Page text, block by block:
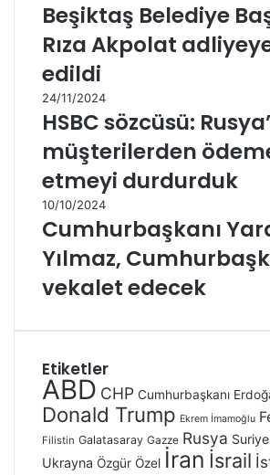
Beşiktaş Belediye
Rıza Akpolat
edildi
24/11/2024
HSBC sözcüsü:
müşterilerden
etmeyi durdurduk
10/10/2024
Cumhurbaşkanı
Yılmaz,
vekalet edecek
Etiketler
ABD CHP Cumhurbaşkanı
Donald Trump Ekrem İmamoğlu
Filistin Galatasaray Gazze Rusya Suriye
Ukrayna Özgür Özel İran İsrail